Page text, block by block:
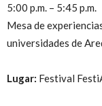
5:00 p.m. – 5:45 p.m.
Mesa de
universidades de
Lugar: Festival